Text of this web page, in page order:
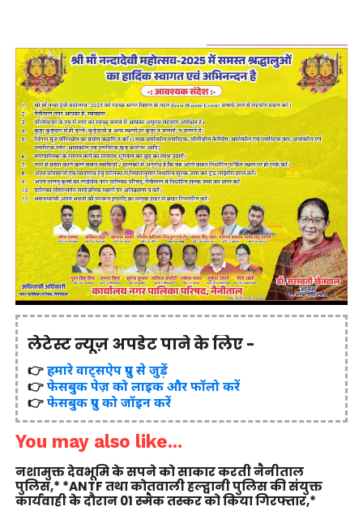
लेटेस्ट न्यूज़ अपडेट पाने के लिए -
👉हमारे वाट्सऐप ग्रुप से जुड़ें
👉फेसबुक पेज़ को लाइक और फॉलो करें
👉फेसबुक ग्रुप को जॉइन करें
You may also like...
नशामुक्त देवभूमि के सपने को साकार करती नैनीताल
पुलिस,* *ANTF तथा कोतवाली हल्द्वानी पुलिस की संयुक्त
कार्यवाही के दौरान 01 स्मैक तस्कर को किया गिरफ्तार,*